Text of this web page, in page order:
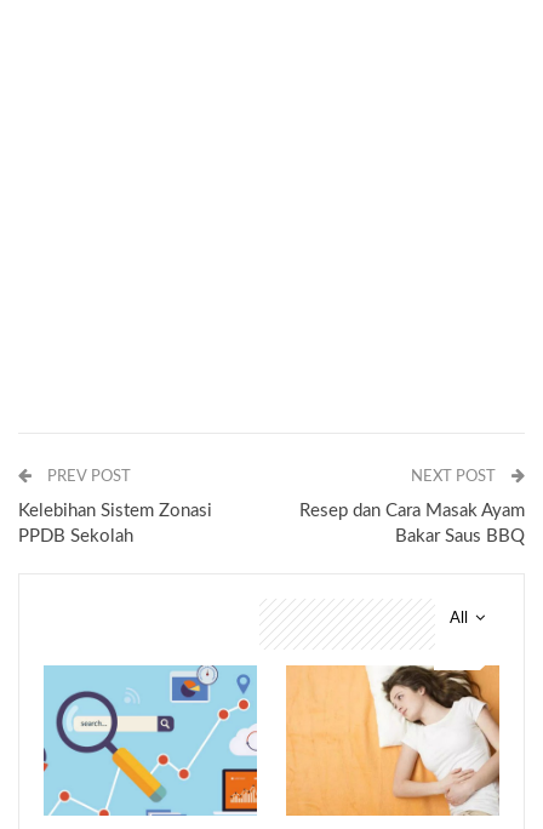
PREV POST
Kelebihan Sistem Zonasi
PPDB Sekolah
NEXT POST
Resep dan Cara Masak Ayam
Bakar Saus BBQ
All